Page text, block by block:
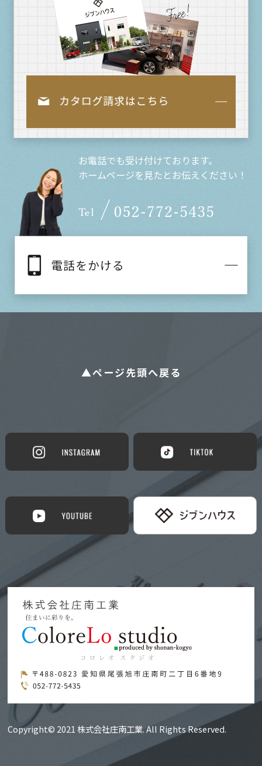
お電話でも受け付けております。
ホームページを見たとお伝えください！
▲ページ先頭へ戻る
Copyright© 2021 株式会社庄南工業. All Rights Reserved.